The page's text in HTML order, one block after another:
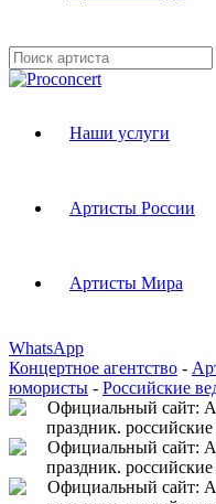
Наши услуги
Артисты России
Артисты Мира
WhatsApp
Концертное агентство -
юмористы - Российские